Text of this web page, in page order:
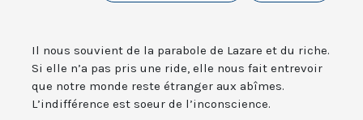
Il nous souvient de la parabole de Lazare et du riche.
Si elle n’a pas pris une ride, elle nous fait entrevoir
que notre monde reste étranger aux abîmes.
L’indifférence est soeur de l’inconscience.